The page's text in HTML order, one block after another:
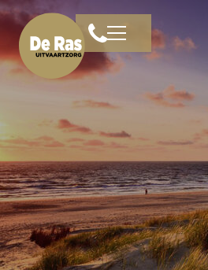
Home
Diensten
Rouwberichten